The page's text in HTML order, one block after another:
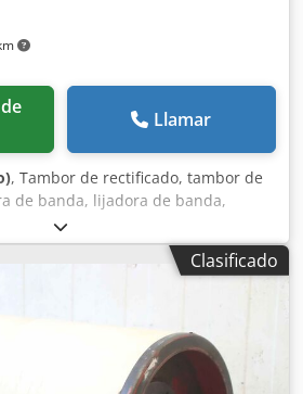
Llamar
, Tambor de rectificado, tambor de
de banda, lijadora de banda,
rodillos de cinta transportadora,
rodillos de repuesto, cinta
de rodillos, rodillos de
Kurt Ehemann, tambor de
tambor 430 mm -Tambor: Ø 330 mm
-Número: 3x tambores
pieza -Dimensiones: Ø 330 x 430
Dedpfx Ahjvxqp Ue Djkr
Clasificado